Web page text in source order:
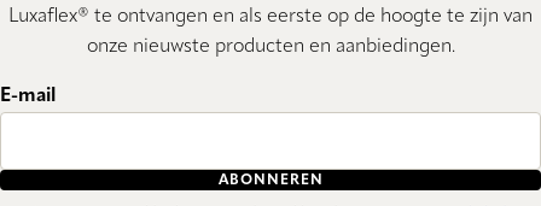
Luxaflex® te ontvangen en als eerste op de hoogte te zijn van
onze nieuwste producten en aanbiedingen.
E-mail
ABONNEREN